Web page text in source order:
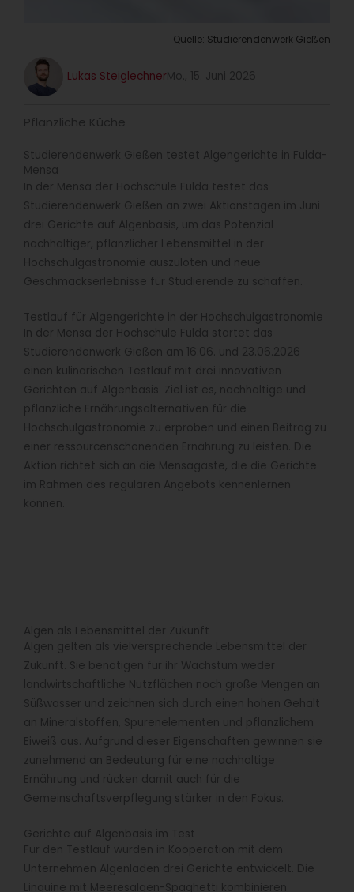
Quelle: Studierendenwerk Gießen
Lukas SteiglechnerMo., 15. Juni 2026
Pflanzliche Küche
Studierendenwerk Gießen testet Algengerichte in Fulda-
Mensa
In der Mensa der Hochschule Fulda testet das
Studierendenwerk Gießen an zwei Aktionstagen im Juni
drei Gerichte auf Algenbasis, um das Potenzial
nachhaltiger, pflanzlicher Lebensmittel in der
Hochschulgastronomie auszuloten und neue
Geschmackserlebnisse für Studierende zu schaffen.
Testlauf für Algengerichte in der Hochschulgastronomie
In der Mensa der Hochschule Fulda startet das
Studierendenwerk Gießen am 16.06. und 23.06.2026
einen kulinarischen Testlauf mit drei innovativen
Gerichten auf Algenbasis. Ziel ist es, nachhaltige und
pflanzliche Ernährungsalternativen für die
Hochschulgastronomie zu erproben und einen Beitrag zu
einer ressourcenschonenden Ernährung zu leisten. Die
Aktion richtet sich an die Mensagäste, die die Gerichte
im Rahmen des regulären Angebots kennenlernen
können.
Algen als Lebensmittel der Zukunft
Algen gelten als vielversprechende Lebensmittel der
Zukunft. Sie benötigen für ihr Wachstum weder
landwirtschaftliche Nutzflächen noch große Mengen an
Süßwasser und zeichnen sich durch einen hohen Gehalt
an Mineralstoffen, Spurenelementen und pflanzlichem
Eiweiß aus. Aufgrund dieser Eigenschaften gewinnen sie
zunehmend an Bedeutung für eine nachhaltige
Ernährung und rücken damit auch für die
Gemeinschaftsverpflegung stärker in den Fokus.
Gerichte auf Algenbasis im Test
Für den Testlauf wurden in Kooperation mit dem
Unternehmen Algenladen drei Gerichte entwickelt. Die
Linguine mit Meeresalgen-Spaghetti kombinieren